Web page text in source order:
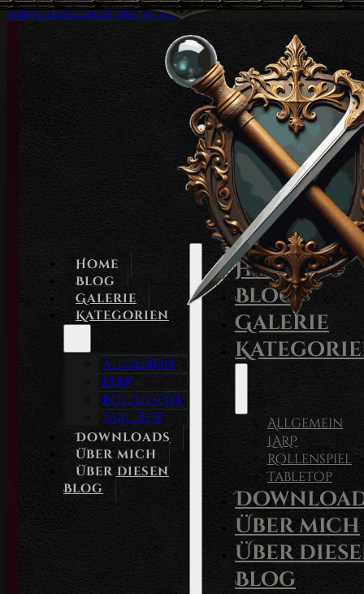
Skip to main content Skip to footer
Home
Blog
Galerie
Kategorien
Allgemein
LARP
Rollenspiel
Tabletop
Downloads
Über mich
Über diesen
Blog
Home
Blog
Galerie
Allgemein
LARP
Rollenspiel
Tabletop
Über mich
Über
Blog